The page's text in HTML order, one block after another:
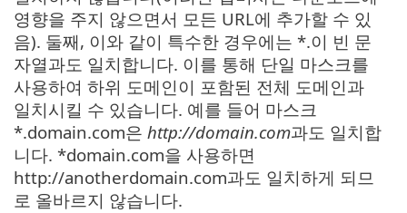
영향을 주지 않으면서 모든 URL에 추가할 수 있
음). 둘째, 이와 같이 특수한 경우에는 *.이 빈 문
자열과도 일치합니다. 이를 통해 단일 마스크를
사용하여 하위 도메인이 포함된 전체 도메인과
일치시킬 수 있습니다. 예를 들어 마스크
*.domain.com은 http://domain.com과도 일치합
니다. *domain.com을 사용하면
http://anotherdomain.com과도 일치하게 되므
로 올바르지 않습니다.